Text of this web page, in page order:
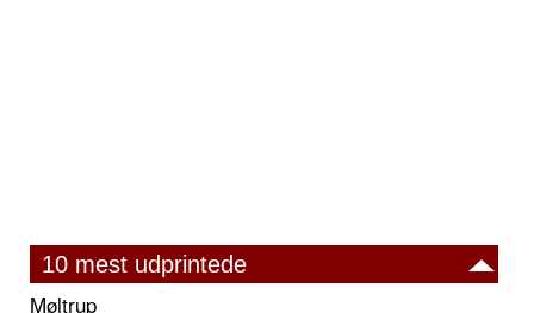
10 mest udprintede
Møltrup